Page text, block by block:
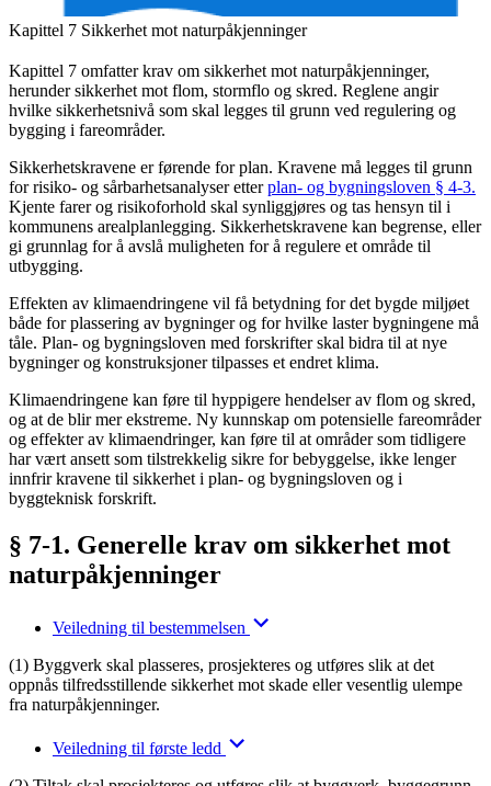
Kapittel 7 Sikkerhet mot naturpåkjenninger
Kapittel 7 omfatter krav om sikkerhet mot naturpåkjenninger,
herunder sikkerhet mot flom, stormflo og skred. Reglene angir
hvilke sikkerhetsnivå som skal legges til grunn ved regulering og
bygging i fareområder.
Sikkerhetskravene er førende for plan. Kravene må legges til grunn
for risiko- og sårbarhetsanalyser etterplan- og bygningsloven § 4-3.
Kjente farer og risikoforhold skal synliggjøres og tas hensyn til i
kommunens arealplanlegging. Sikkerhetskravene kan begrense, eller
gi grunnlag for å avslå muligheten for å regulere et område til
utbygging.
Effekten av klimaendringene vil få betydning for det bygde miljøet
både for plassering av bygninger og for hvilke laster bygningene må
tåle. Plan- og bygningsloven med forskrifter skal bidra til at nye
bygninger og konstruksjoner tilpasses et endret klima.
Klimaendringene kan føre til hyppigere hendelser av flom og skred,
og at de blir mer ekstreme. Ny kunnskap om potensielle fareområder
og effekter av klimaendringer, kan føre til at områder som tidligere
har vært ansett som tilstrekkelig sikre for bebyggelse, ikke lenger
innfrir kravene til sikkerhet i plan- og bygningsloven og i
byggteknisk forskrift.
§ 7-1. Generelle krav om sikkerhet mot
naturpåkjenninger
Veiledning til bestemmelsen
(1) Byggverk skal plasseres, prosjekteres og utføres slik at det
oppnås tilfredsstillende sikkerhet mot skade eller vesentlig ulempe
fra naturpåkjenninger.
Veiledning til første ledd